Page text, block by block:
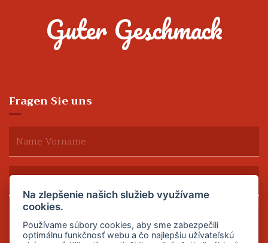
Guter Geschmack
Fragen Sie uns
Na zlepšenie našich služieb využívame
cookies.
Používame súbory cookies, aby sme zabezpečili
optimálnu funkčnosť webu a čo najlepšiu užívateľskú